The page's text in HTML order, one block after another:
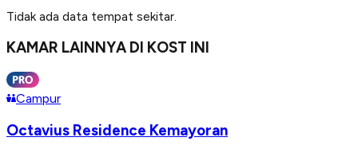
Tidak ada data tempat sekitar.
KAMAR LAINNYA DI KOST INI
Campur
Octavius Residence Kemayoran